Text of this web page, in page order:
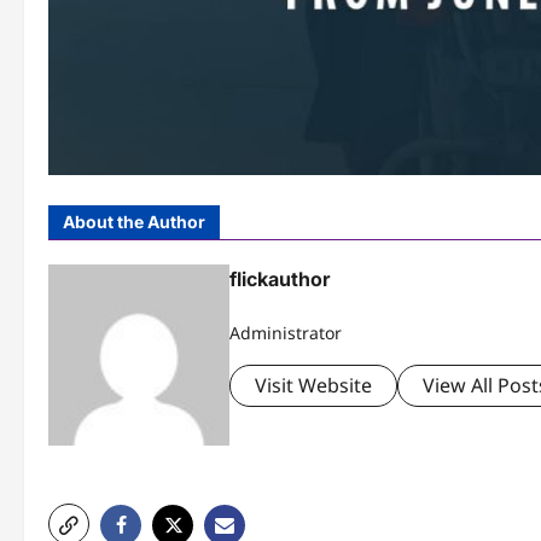
About the Author
flickauthor
Administrator
Visit Website View All